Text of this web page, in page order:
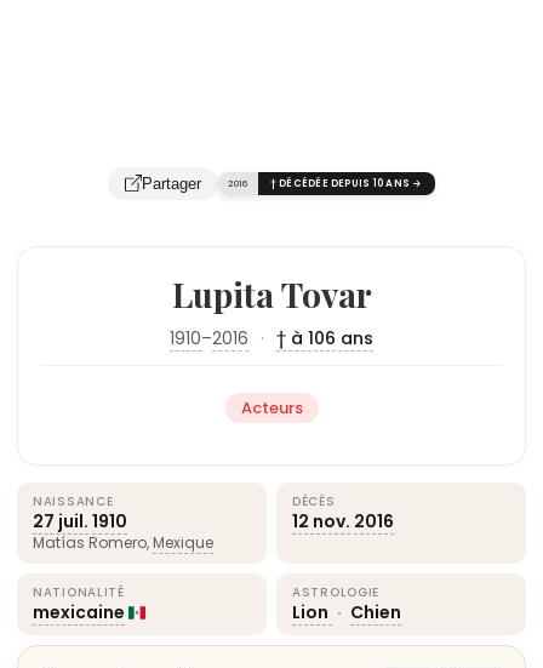
Partager 2016 † DÉCÉDÉE DEPUIS 10 ANS →
Lupita Tovar
1910–2016 · † à 106 ans
Acteurs
NAISSANCE
27 juil. 1910
Matías Romero, Mexique
DÉCÈS
12 nov. 2016
NATIONALITÉ
mexicaine
ASTROLOGIE
Lion · Chien